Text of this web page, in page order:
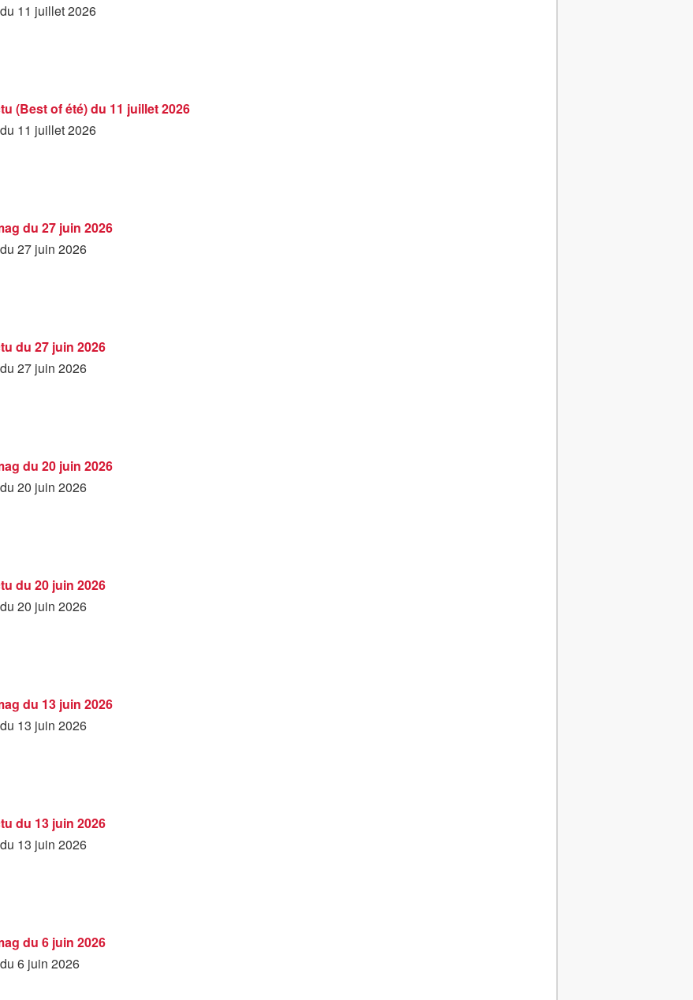
11 juillet 2026
(Best of été) du 11 juillet 2026
11 juillet 2026
du 27 juin 2026
27 juin 2026
du 27 juin 2026
27 juin 2026
du 20 juin 2026
20 juin 2026
du 20 juin 2026
20 juin 2026
du 13 juin 2026
13 juin 2026
du 13 juin 2026
13 juin 2026
du 6 juin 2026
6 juin 2026